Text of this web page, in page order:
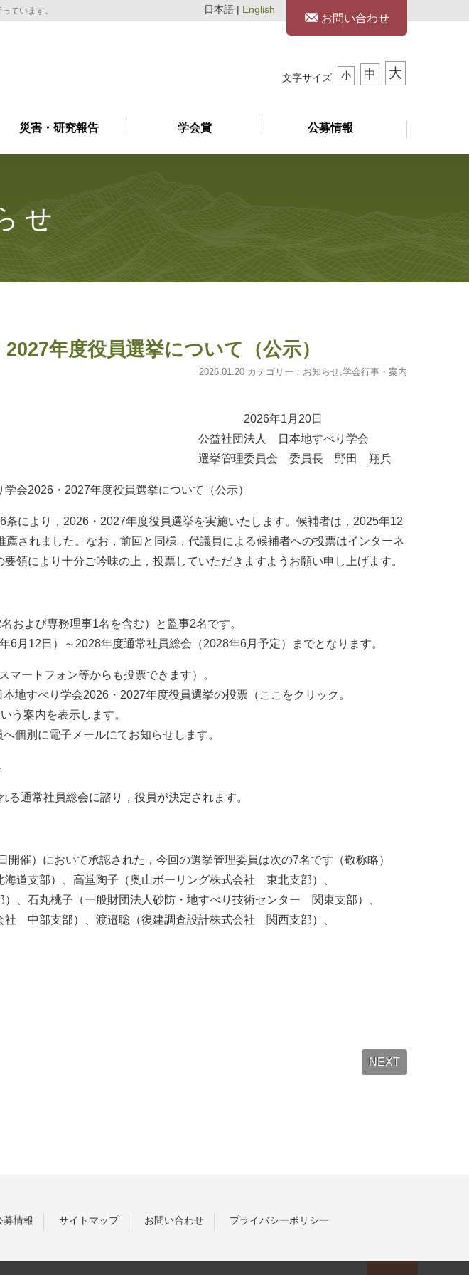
ています。
お問い合わせ
日本語 | English
文字サイズ 小 中 大
災害・研究報告 学会賞 公募情報
せ
年度役員選挙について（公示）
2026.01.20 カテゴリー： お知らせ,学会行事・案内
1月20日
日本地すべり学会
会 委員長 野田 翔兵
年度役員選挙について（公示）
により，2026・2027年度役員選挙を実施いたします。候補者は，2025年12
薦されました。なお，前回と同様，代議員による候補者への投票はインターネ
領により十分ご吟味の上，投票していただきますようお願い申し上げます。
および専務理事1名を含む）と監事2名です。
月12日）～2028年度通常社員総会（2028年6月予定）までとなります。
マートフォン等からも投票できます）。
地すべり学会2026・2027年度役員選挙の投票（ここをクリック。
案内を表示します。
個別に電子メールにてお知らせします。
通常社員総会に諮り，役員が決定されます。
催）において承認された，今回の選挙管理委員は次の7名です（敬称略）
道支部）、高堂陶子（奥山ボーリング株式会社 東北支部）、
、石丸桃子（一般財団法人砂防・地すべり技術センター 関東支部）、
社 中部支部）、渡邉聡（復建調査設計株式会社 関西支部）、
NEXT
募情報 サイトマップ お問い合わせ プライバシーポリシー